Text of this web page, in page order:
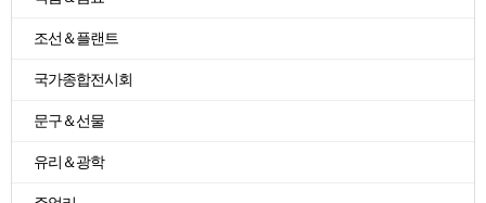
조선＆플랜트
국가종합전시회
문구＆선물
유리＆광학